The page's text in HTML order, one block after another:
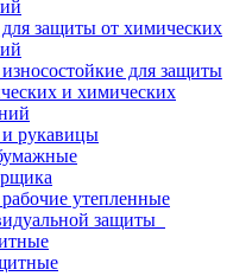
защиты от химических
для защиты
и химических
рукавицы
утепленные
защиты